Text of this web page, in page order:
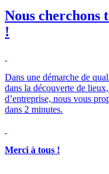
Nous cherchons
!
Dans une démarche de
dans la découverte de
d’entreprise, nous vous
dans 2 minutes.
Merci à tous !